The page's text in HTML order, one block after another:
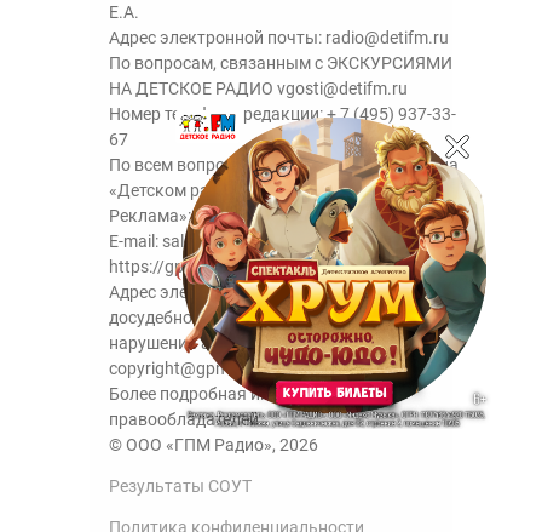
Е.А.
Адрес электронной почты: radio@detifm.ru
По вопросам, связанным с ЭКСКУРСИЯМИ
НА ДЕТСКОЕ РАДИО vgosti@detifm.ru
Номер телефона редакции:+ 7 (495) 937-33-
67
По всем вопросам размещения рекламы на
«Детском радио» - сейлз-хаус «ГПМ
Реклама»:+7 (495) 921-40-41
E-mail: sales@gazprom-media.ru
https://gpmsaleshouse.ru/
Адрес электронной почты для отправления
досудебной претензии по вопросам
нарушения авторских и смежных прав:
copyright@gpmradio.ru
Более подробная информация для
правообладателей.
© ООО «ГПМ Радио», 2026
Результаты СОУТ
Политика конфиденциальности